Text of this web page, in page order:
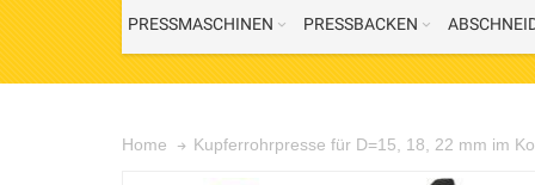
PRESSMASCHINEN PRESSBACKEN
Home Kupferrohrpresse für D=15, 18, 22 mm im